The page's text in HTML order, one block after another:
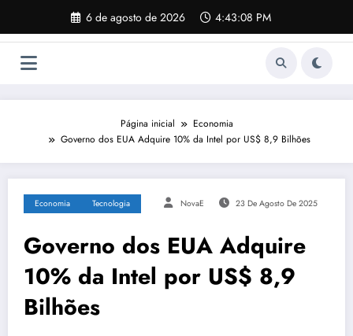
o
6 de agosto de 2026 4:43:08 PM
Página inicial
Economia
Governo dos EUA Adquire 10% da Intel por US$ 8,9 Bilhões
Economia Tecnologia NovaE 23 De Agosto De 2025
Governo dos EUA Adquire
10% da Intel por US$ 8,9
Bilhões